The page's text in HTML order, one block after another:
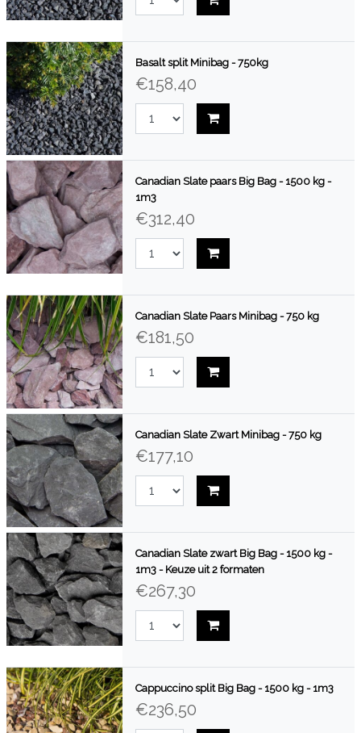
Basalt split Minibag - 750kg
€158,40
Canadian Slate paars Big Bag - 1500 kg -
1m3
€312,40
Canadian Slate Paars Minibag - 750 kg
€181,50
Canadian Slate Zwart Minibag - 750 kg
€177,10
Canadian Slate zwart Big Bag - 1500 kg -
1m3 - Keuze uit 2 formaten
€267,30
Cappuccino split Big Bag - 1500 kg - 1m3
€236,50